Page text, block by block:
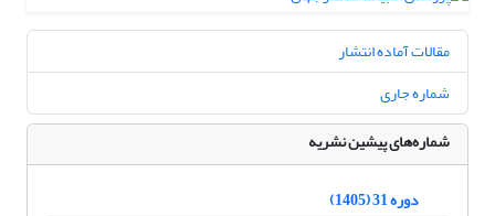
مقالات آماده انتشار
شماره جاری
شماره‌های پیشین نشریه
دوره 31 (1405)